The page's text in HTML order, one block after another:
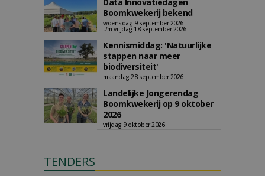
Boomkwekerij bekend
woensdag 9 september 2026
t/m vrijdag 18 september 2026
Kennismiddag: 'Natuurlijke
stappen naar meer
biodiversiteit'
maandag 28 september 2026
Landelijke Jongerendag
Boomkwekerij op 9 oktober
2026
vrijdag 9 oktober 2026
TENDERS